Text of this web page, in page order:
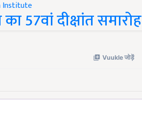
57वां दीक्षांत समारोह